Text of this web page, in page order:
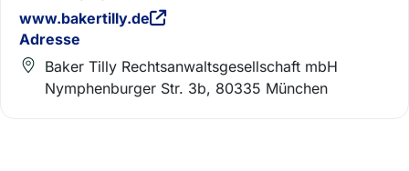
www.bakertilly.de
Adresse
Baker Tilly Rechtsanwaltsgesellschaft mbH
Nymphenburger Str. 3b, 80335 München